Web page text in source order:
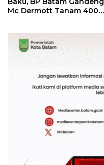
Mc Dermott Tanam 400